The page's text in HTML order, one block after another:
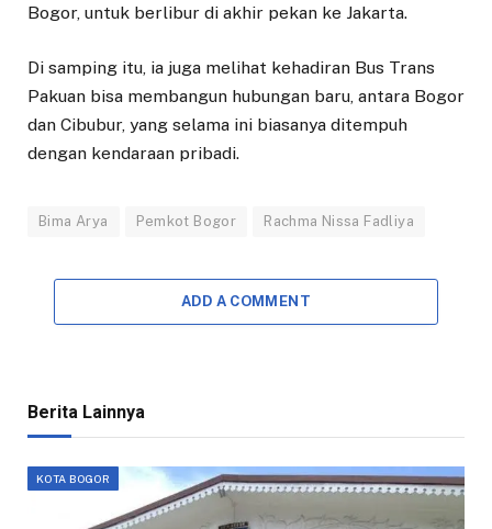
Bogor, untuk berlibur di akhir pekan ke Jakarta.
Di samping itu, ia juga melihat kehadiran Bus Trans
Pakuan bisa membangun hubungan baru, antara Bogor
dan Cibubur, yang selama ini biasanya ditempuh
dengan kendaraan pribadi.
Bima Arya Pemkot Bogor Rachma Nissa Fadliya
ADD A COMMENT
Berita Lainnya
KOTA BOGOR